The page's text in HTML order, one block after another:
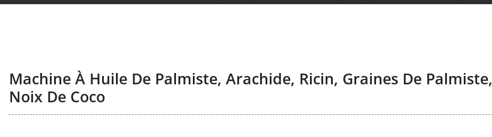
Machine À Huile De Palmiste, Arachide, Ricin, Graines De Palmiste,
Noix De Coco